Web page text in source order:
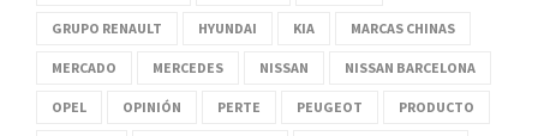
GRUPO RENAULT HYUNDAI KIA MARCAS CHINAS
MERCADO MERCEDES NISSAN NISSAN BARCELONA
OPEL OPINIÓN PERTE PEUGEOT PRODUCTO